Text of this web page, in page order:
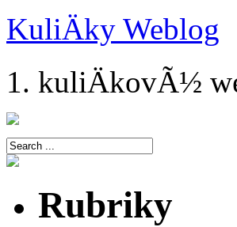
KuliÄky Weblog
1. kuliÄkovÃ½
Rubriky